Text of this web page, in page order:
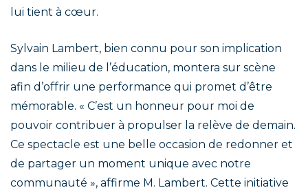
lui tient à cœur.
Sylvain Lambert, bien connu pour son implication
dans le milieu de l’éducation, montera sur scène
afin d’offrir une performance qui promet d’être
mémorable. « C’est un honneur pour moi de
pouvoir contribuer à propulser la relève de demain.
Ce spectacle est une belle occasion de redonner et
de partager un moment unique avec notre
communauté », affirme M. Lambert. Cette initiative